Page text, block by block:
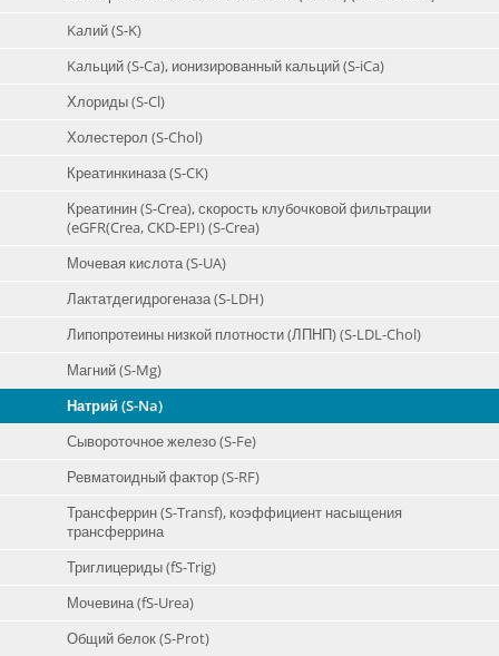
Kaлий (S-K)
Kaльций (S-Ca), ионизированный кальций (S-iCa)
Хлориды (S-Cl)
Холестерол (S-Chol)
Креатинкиназа (S-CK)
Креатинин (S-Crea), скорость клубочковой фильтрации
(eGFR(Crea, CKD-EPI) (S-Crea)
Мочевая кислота (S-UA)
Лактатдегидрогеназа (S-LDH)
Липопротеины низкой плотности (ЛПНП) (S-LDL-Chol)
Магний (S-Mg)
Натрий (S-Na)
Сывороточное железо (S-Fe)
Ревматоидный фактор (S-RF)
Трансферрин (S-Transf), коэффициент насыщения
трансферрина
Триглицериды (fS-Trig)
Мочевина (fS-Urea)
Общий белок (S-Prot)